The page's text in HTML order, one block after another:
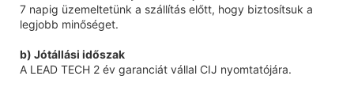
7 napig üzemeltetünk a szállítás előtt, hogy biztosítsuk a
legjobb minőséget.
b) Jótállási időszak
A LEAD TECH 2 év garanciát vállal CIJ nyomtatójára.